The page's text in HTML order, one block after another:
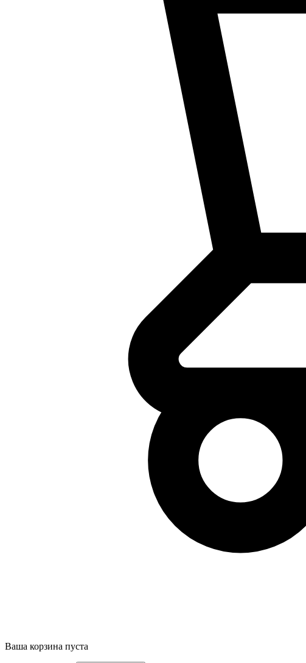
Ваша корзина пуста